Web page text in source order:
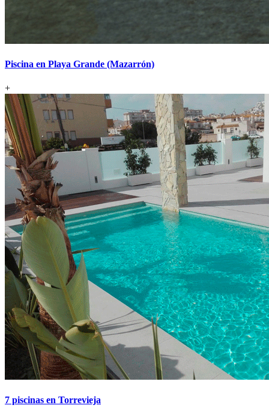
Piscina en Playa Grande (Mazarrón)
+
7 piscinas en Torrevieja